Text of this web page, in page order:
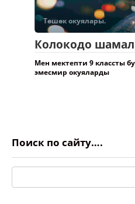
Төшөк окуялары.
Колокодо
Мен мектепти 9 классты
эмесмир окуяларды
Поиск по сайту….
Поиск: